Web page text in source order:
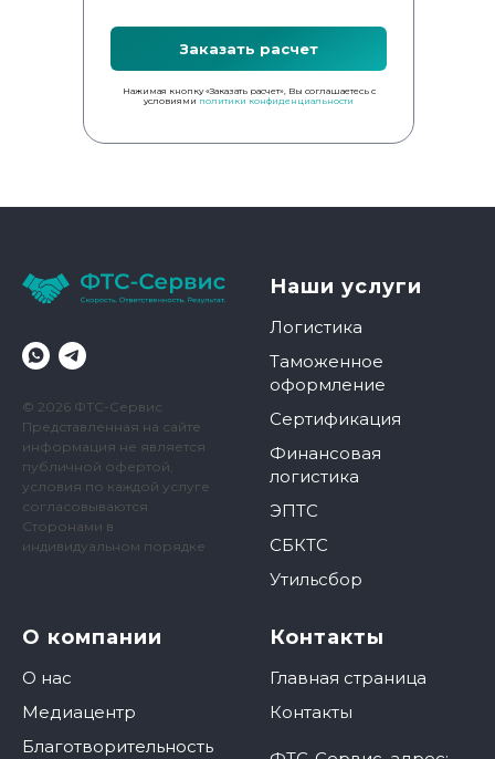
Нажимая кнопку «Заказать расчет», Вы соглашаетесь с
условиями политики конфиденциальности
Заказать расчет
© 2026 ФТС-Сервис
Представленная на сайте
информация не является
публичной офертой,
условия по каждой услуге
согласовываются
Сторонами в
индивидуальном порядке
Наши услуги
Логистика
Таможенное
оформление
Сертификация
Финансовая
логистика
ЭПТС
СБКТС
Утильсбор
О компании
О нас
Медиацентр
Благотворительность
Контакты
Главная страница
Контакты